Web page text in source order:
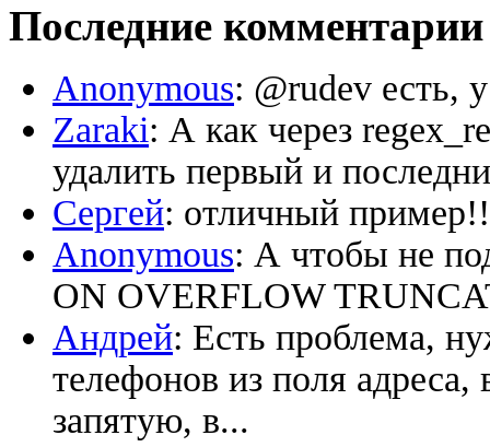
Последние комментарии
Anonymous: @rudev есть,
Zaraki: А как через
удалить первый и
Сергей: отличный
Anonymous: А чтобы не
ON OVERFLOW
Андрей: Есть проблема,
телефонов из поля адреса,
запятую, в...